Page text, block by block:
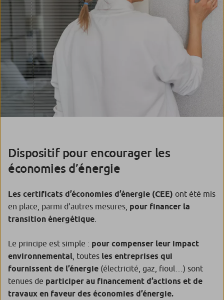
Dispositif pour encourager les
économies d’énergie
Les certificats d’économies d’énergie (CEE) ont été mis
en place, parmi d’autres mesures, pour financer la
transition énergétique
Le principe est simple : pour compenser leur impact
environnemental , toutes les entreprises qui
fournissent de l’énergie (électricité, gaz, fioul…) sont
tenues de participer au financement d’actions et de
travaux en faveur des économies d’énergie.